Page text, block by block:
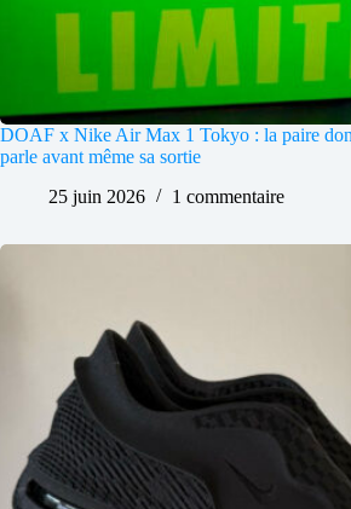
DOAF x Nike Air Max 1 Tokyo : la paire
parle avant même sa sortie
25 juin 2026
1 commentaire